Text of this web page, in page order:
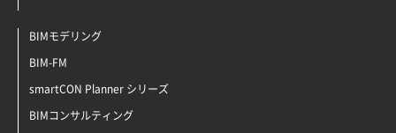
BIMモデリング
BIM-FM
smartCON Planner シリーズ
BIMコンサルティング